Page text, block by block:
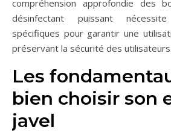
compréhension approfondie des
désinfectant puissant
spécifiques pour garantir une
préservant la sécurité des utilisateurs.
Les
bien choisir son
javel